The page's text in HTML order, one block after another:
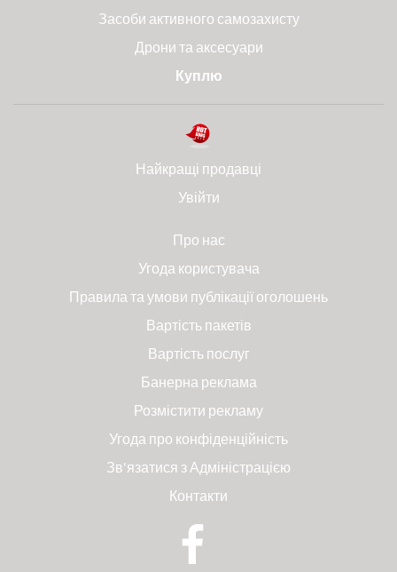
Засоби активного самозахисту
Дрони та аксесуари
Куплю
Найкращі продавці
Увійти
Про нас
Угода користувача
Правила та умови публікації оголошень
Вартість пакетів
Вартість послуг
Банерна реклама
Розмістити рекламу
Угода про конфіденційність
Зв'язатися з Адміністрацією
Контакти